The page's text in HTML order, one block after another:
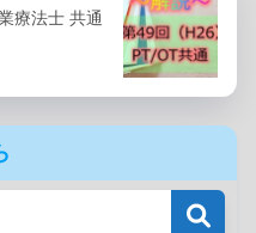
療法士 共通